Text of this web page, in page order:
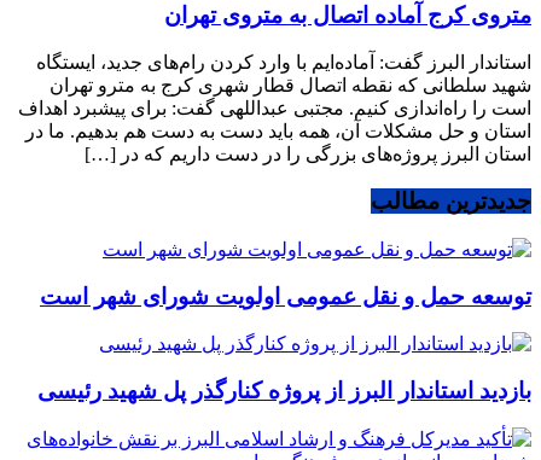
متروی کرج آماده اتصال به متروی تهران
استاندار البرز گفت: آماده‌ایم با وارد کردن رام‌های جدید، ایستگاه
شهید سلطانی که نقطه اتصال قطار شهری کرج به مترو تهران
است را راه‌اندازی کنیم. مجتبی عبداللهی گفت: برای پیشبرد اهداف
استان و حل مشکلات آن، همه باید دست به دست هم بدهیم. ما در
استان البرز پروژه‌های بزرگی را در دست داریم که در […]
جدیدترین مطالب
توسعه حمل و نقل عمومی اولویت شورای شهر است
بازدید استاندار البرز از پروژه کنارگذر پل شهید رئیسی